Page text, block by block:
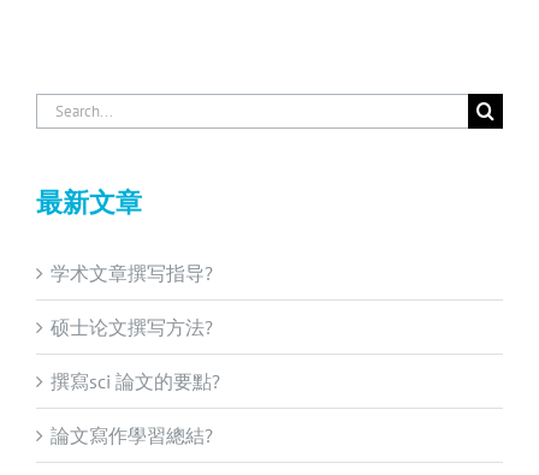
Search
for:
最新文章
学术文章撰写指导?
硕士论文撰写方法?
撰寫sci 論文的要點?
論文寫作學習總結?